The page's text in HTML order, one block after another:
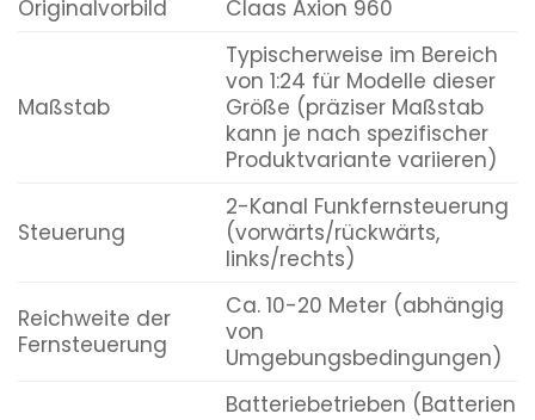
Originalvorbild
Claas Axion 960
Maßstab
Typischerweise im Bereich
von 1:24 für Modelle dieser
Größe (präziser Maßstab
kann je nach spezifischer
Produktvariante variieren)
Steuerung
2-Kanal Funkfernsteuerung
(vorwärts/rückwärts,
links/rechts)
Reichweite der
Fernsteuerung
Ca. 10-20 Meter (abhängig
von
Umgebungsbedingungen)
Batteriebetrieben (Batterien